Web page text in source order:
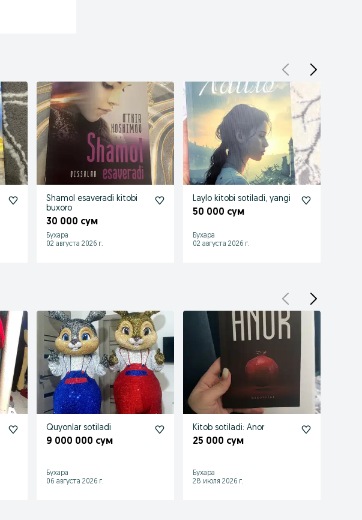
Shamol esaveradi kitobi
buxoro
30 000 сум
Бухара
02 августа 2026 г.
Laylo kitobi sotiladi, yangi
50 000 сум
Бухара
02 августа 2026 г.
Quyonlar sotiladi
9 000 000 сум
Бухара
06 августа 2026 г.
Kitob sotiladi: Anor
25 000 сум
Бухара
28 июля 2026 г.